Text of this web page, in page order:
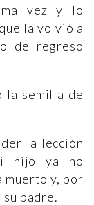
vez y lo
la volvió a
de regreso
la semilla de
la lección
hijo ya no
muerto y, por
padre.